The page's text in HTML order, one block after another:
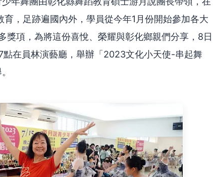
，足跡遍國內外，學員從今年1月份開始參加各大
獎項，為將這份喜悅、榮耀與彰化鄉親們分享，8日
在員林演藝廳，舉辦「2023文化小天使-串起舞